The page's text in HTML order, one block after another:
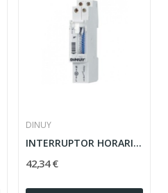
DINUY
INTERRUPTOR HORARIO DINUY MODELO UNI QT RESERVA...
42,34 €